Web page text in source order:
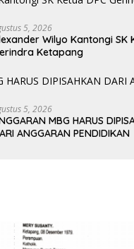
5, 2026
Wilyo Kantongi SK
Ketapang
5, 2026
MBG HARUS
ANGGARAN PENDIDIKAN